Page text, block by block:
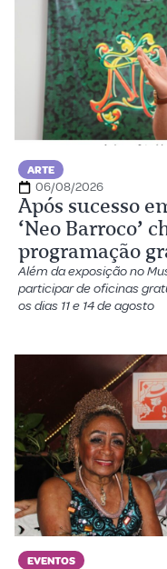
ARTE
06/08/2026
Após sucesso
‘Neo Barroco’
programação
Além da exposição no
participar de oficinas
os dias 11 e 14 de agosto
EVENTOS